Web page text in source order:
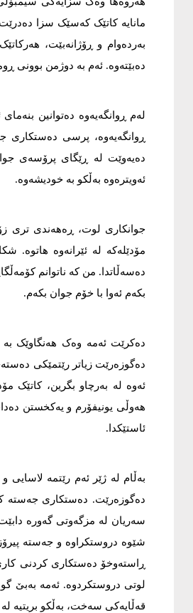
مانایە کاتێک کەسێک سزا
بەردەوام و ڕۆژانەبێت،
دەبێتەوە. ئەم بە دوژمن بوونی
لەم ڕوانگەیەوە دەتوانین
ڕوانگەیەوە، پرسی دەستکاری
دەیەوێت لە ڕێگای پرۆسەی
ئەویترەوە بەڵکو بە خودیشەوە.
جوانکاری لوت، ڕەهەندی تری
مۆدێلەکە لە ئێرانەوە هاتوە.
دەسەڵاتدا. من کە ناتوانم
بکەم ئەوا با خۆم جوان بکەم.
دەکرێت ئەمە وەک هەنگاوێک بە
دەگوزەرێت زیاتر رێتمێکی
ئەوە لە بەرچاو بگرین، کاتێک
هەوڵی یونیفۆرم و یەکخستن
ئاستێکدا.
بەڵام لە ژێر ئەم رێتمە
دەگوزەرێت. دەستکاری جەستە
سەریان لە مزگەوتی گەورە
شێوە دروستکراوە و جەستە
ڕاستەوخۆ دەستکاری کردنی
لوتی دروستکردوە. ئەمە بەبێ
قەڵایەکی سەخت، بەڵکو بریتیە